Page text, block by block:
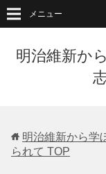
明治維新か
メニュー
明治維新から学
られて TOP